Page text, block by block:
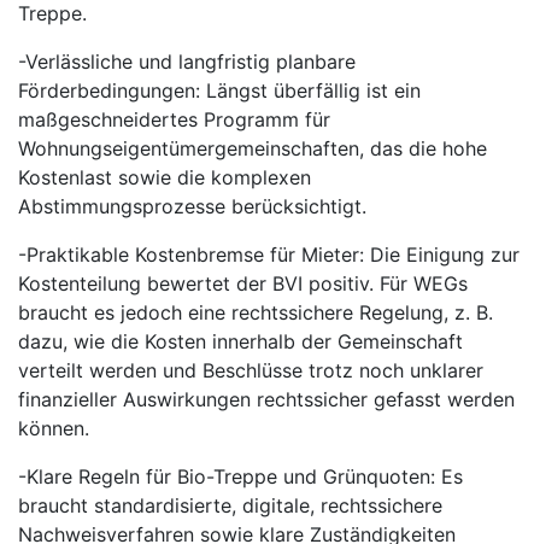
Treppe.
-Verlässliche und langfristig planbare
Förderbedingungen: Längst überfällig ist ein
maßgeschneidertes Programm für
Wohnungseigentümergemeinschaften, das die hohe
Kostenlast sowie die komplexen
Abstimmungsprozesse berücksichtigt.
-Praktikable Kostenbremse für Mieter: Die Einigung zur
Kostenteilung bewertet der BVI positiv. Für WEGs
braucht es jedoch eine rechtssichere Regelung, z. B.
dazu, wie die Kosten innerhalb der Gemeinschaft
verteilt werden und Beschlüsse trotz noch unklarer
finanzieller Auswirkungen rechtssicher gefasst werden
können.
-Klare Regeln für Bio-Treppe und Grünquoten: Es
braucht standardisierte, digitale, rechtssichere
Nachweisverfahren sowie klare Zuständigkeiten